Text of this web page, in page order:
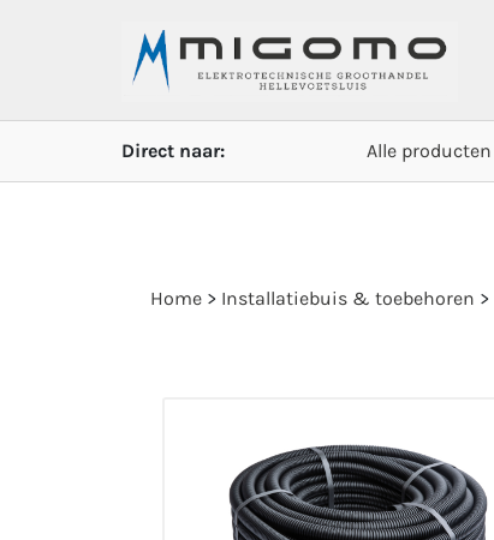
Direct naar: Alle producten
Home > Installatiebuis & toebehoren >